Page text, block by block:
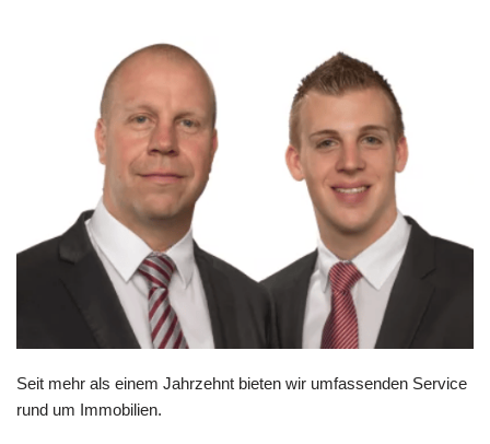
Seit mehr als einem Jahrzehnt bieten wir umfassenden Service
rund um Immobilien.